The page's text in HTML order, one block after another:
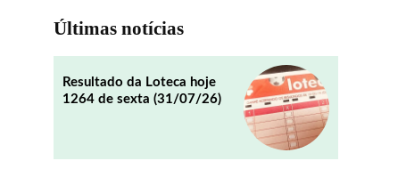
Últimas notícias
Resultado da Loteca hoje
1264 de sexta (31/07/26)